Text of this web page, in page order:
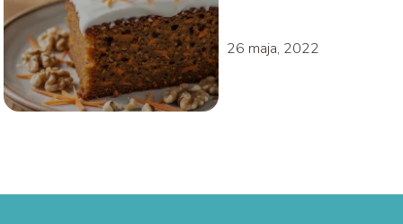
26 maja, 2022